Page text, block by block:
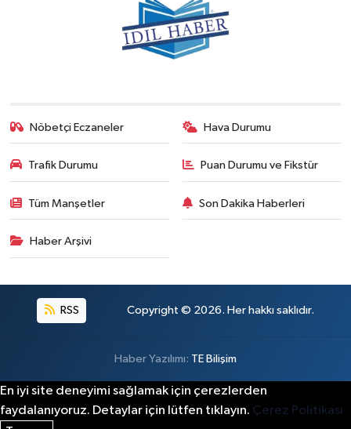
Nöbetçi Eczaneler Hava Durumu
Trafik Durumu Puan Durumu ve Fikstür
Tüm Manşetler Son Dakika Haberleri
Haber Arşivi
RSS Copyright © 2026. Her hakkı saklıdır.
Haber Yazılımı: TE Bilişim
En iyi site deneyimi sağlamak için çerezlerden
faydalanıyoruz. Detaylar için lütfen tıklayın. Çerez Politikası